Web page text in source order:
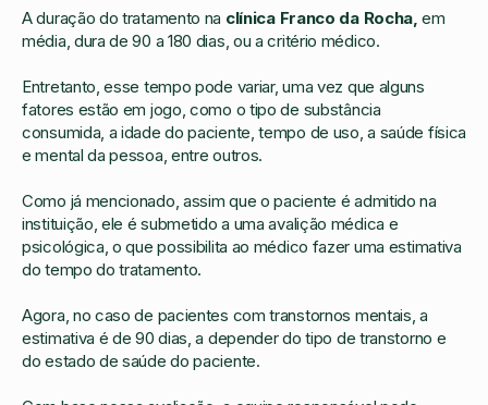
A duração do tratamento na clínica Franco da Rocha, em
média, dura de 90 a 180 dias, ou a critério médico.
Entretanto, esse tempo pode variar, uma vez que alguns
fatores estão em jogo, como o tipo de substância
consumida, a idade do paciente, tempo de uso, a saúde física
e mental da pessoa, entre outros.
Como já mencionado, assim que o paciente é admitido na
instituição, ele é submetido a uma avalição médica e
psicológica, o que possibilita ao médico fazer uma estimativa
do tempo do tratamento.
Agora, no caso de pacientes com transtornos mentais, a
estimativa é de 90 dias, a depender do tipo de transtorno e
do estado de saúde do paciente.